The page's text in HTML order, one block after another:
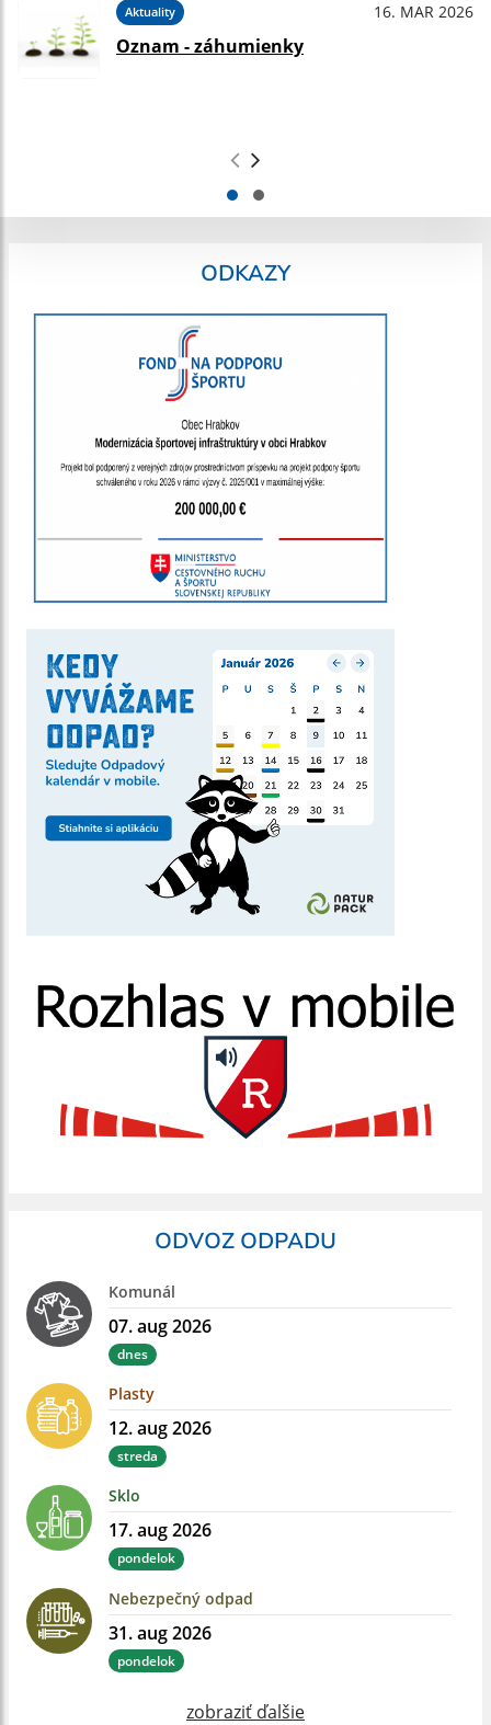
Aktuality 16. MAR 2026
Oznam - záhumienky
ODKAZY
ODVOZ ODPADU
Komunál
07. aug 2026
dnes
Plasty
12. aug 2026
streda
Sklo
17. aug 2026
pondelok
Nebezpečný odpad
31. aug 2026
pondelok
zobraziť ďalšie